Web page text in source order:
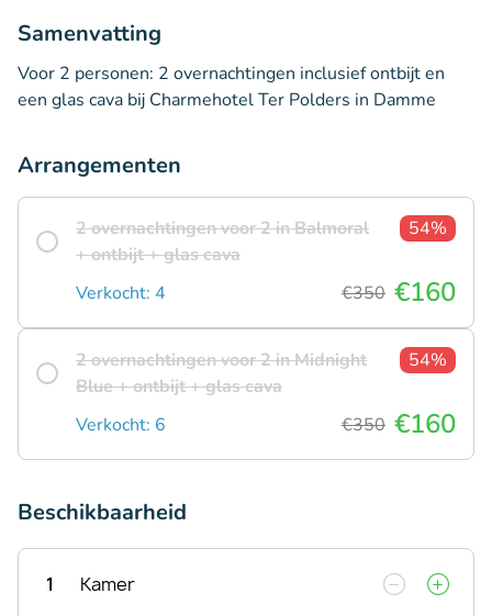
Samenvatting
Voor 2 personen: 2 overnachtingen inclusief ontbijt en
een glas cava bij Charmehotel Ter Polders in Damme
Arrangementen
2 overnachtingen voor 2 in Balmoral
+ ontbijt + glas cava
54%
Verkocht: 4 €350 €160
2 overnachtingen voor 2 in Midnight
Blue + ontbijt + glas cava
54%
Verkocht: 6 €350 €160
Beschikbaarheid
1 Kamer